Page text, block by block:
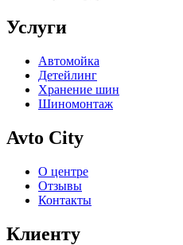
Услуги
Автомойка
Детейлинг
Хранение шин
Шиномонтаж
Avto City
О центре
Отзывы
Контакты
Клиенту